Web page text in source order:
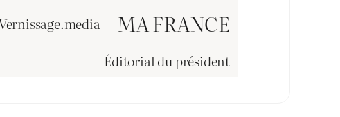
MA FRANCE
Éditorial du président